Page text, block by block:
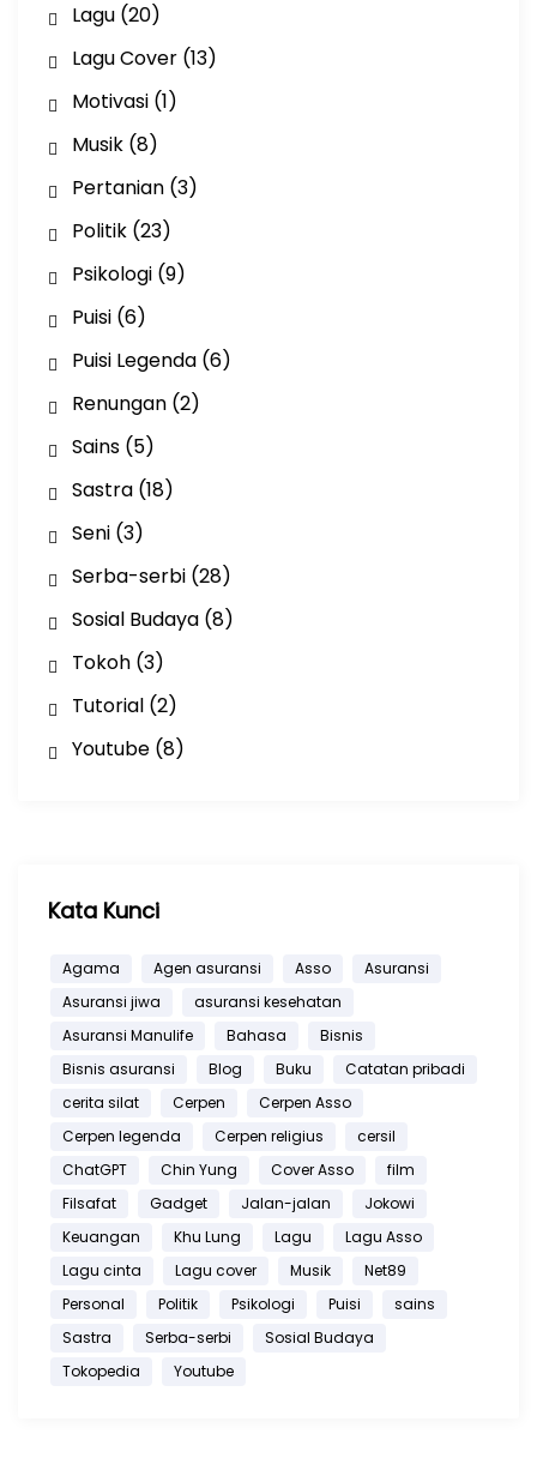
Lagu(20)
Lagu Cover(13)
Motivasi(1)
Musik(8)
Pertanian(3)
Politik(23)
Psikologi(9)
Puisi(6)
Puisi Legenda(6)
Renungan(2)
Sains(5)
Sastra(18)
Seni(3)
Serba-serbi(28)
Sosial Budaya(8)
Tokoh(3)
Tutorial(2)
Youtube(8)
Kata Kunci
Agama Agen asuransi Asso
Asuransi
Asuransi jiwa
asuransi kesehatan
Asuransi Manulife
Bahasa
Bisnis
Bisnis asuransi
Blog Buku
Catatan pribadi
cerita silat
Cerpen
Cerpen Asso
Cerpen legenda
Cerpen religius
cersil
ChatGPT
Chin Yung Cover Asso
film
Filsafat
Gadget Jalan-jalan
Jokowi
Keuangan
Khu Lung Lagu
Lagu Asso
Lagu cinta
Lagu cover Musik
Net89
Personal
Politik Psikologi Puisi
sains
Sastra
Serba-serbi
Sosial Budaya
Tokopedia
Youtube